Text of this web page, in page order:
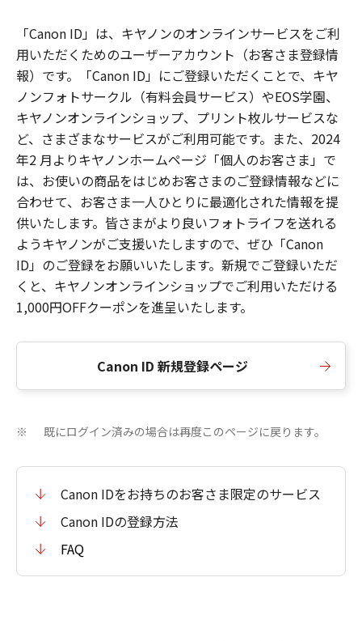
「Canon ID」は、キヤノンのオンラインサービスをご利
用いただくためのユーザーアカウント（お客さま登録情
報）です。「Canon ID」にご登録いただくことで、キヤ
ノンフォトサークル（有料会員サービス）やEOS学園、
キヤノンオンラインショップ、プリント枚ルサービスな
ど、さまざまなサービスがご利用可能です。また、2024
年2 月よりキヤノンホームページ「個人のお客さま」で
は、お使いの商品をはじめお客さまのご登録情報などに
合わせて、お客さま一人ひとりに最適化された情報を提
供いたします。皆さまがより良いフォトライフを送れる
ようキヤノンがご支援いたしますので、ぜひ「Canon
ID」のご登録をお願いいたします。新規でご登録いただ
くと、キヤノンオンラインショップでご利用いただける
1,000円OFFクーポンを進呈いたします。
Canon ID 新規登録ページ
※ 既にログイン済みの場合は再度このページに戻ります。
Canon IDをお持ちのお客さま限定のサービス
Canon IDの登録方法
FAQ